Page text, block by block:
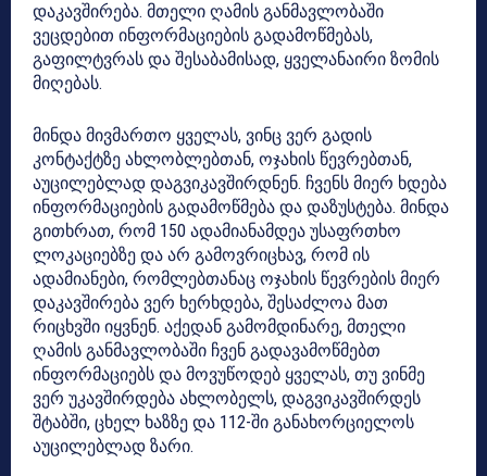
დაკავშირება. მთელი ღამის განმავლობაში
ვეცდებით ინფორმაციების გადამოწმებას,
გაფილტვრას და შესაბამისად, ყველანაირი ზომის
მიღებას.
მინდა მივმართო ყველას, ვინც ვერ გადის
კონტაქტზე ახლობლებთან, ოჯახის წევრებთან,
აუცილებლად დაგვიკავშირდნენ. ჩვენს მიერ ხდება
ინფორმაციების გადამოწმება და დაზუსტება. მინდა
გითხრათ, რომ 150 ადამიანამდეა უსაფრთხო
ლოკაციებზე და არ გამოვრიცხავ, რომ ის
ადამიანები, რომლებთანაც ოჯახის წევრების მიერ
დაკავშირება ვერ ხერხდება, შესაძლოა მათ
რიცხვში იყვნენ. აქედან გამომდინარე, მთელი
ღამის განმავლობაში ჩვენ გადავამოწმებთ
ინფორმაციებს და მოვუწოდებ ყველას, თუ ვინმე
ვერ უკავშირდება ახლობელს, დაგვიკავშირდეს
შტაბში, ცხელ ხაზზე და 112-ში განახორციელოს
აუცილებლად ზარი.